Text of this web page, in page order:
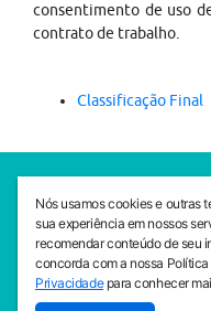
consentimento de uso
contrato de trabalho.
Classificação Final
Av. da Liberdade,
Av. da Liberdade,
Nós usamos cookies e outras
sua experiência em nossos
recomendar conteúdo de seu
concorda com a nossa
Privacidadepara conhecer